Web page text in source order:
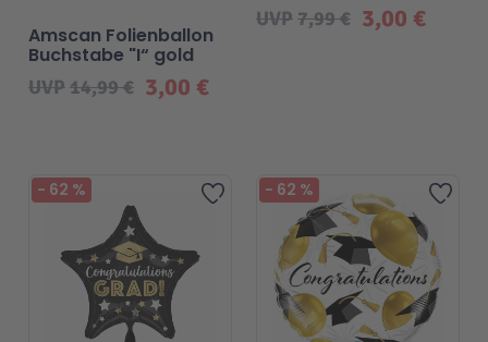
3,00 €
UVP14,99 €
Amscan Folienballon
Buchstabe "I“ gold
3,00 €
UVP7,99 €
Zur Wunschliste hinzufügen
- 62 % Zur
- 62 %